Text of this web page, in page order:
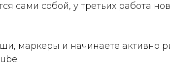
сами собой, у третьих работа
маркеры и начинаете активно